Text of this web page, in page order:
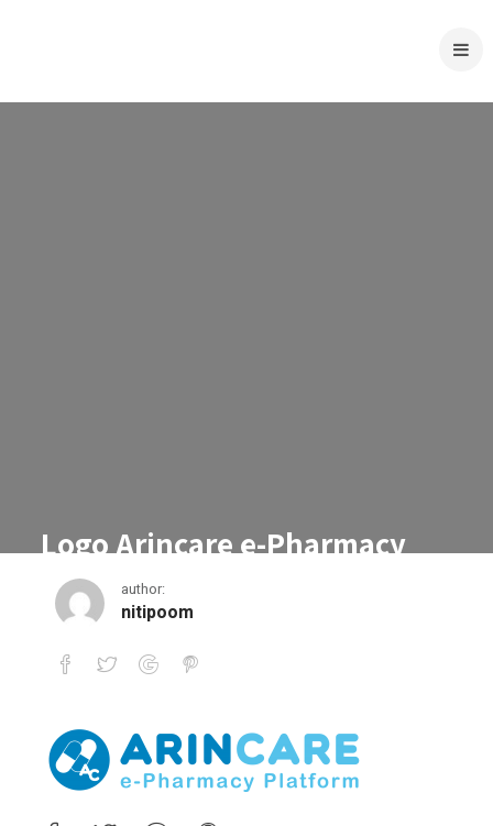
Logo Arincare e-Pharmacy
transpalent-01
author:
nitipoom
Logo Arincare e-Pharmacy transpalent-01